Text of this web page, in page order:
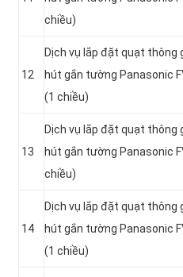
chiều)
12
Dịch vụ lắp đặt quạt thông
hút gắn tường Panasonic
(1 chiều)
13
Dịch vụ lắp đặt quạt thông
hút gắn tường Panasonic
chiều)
14
Dịch vụ lắp đặt quạt thông
hút gắn tường Panasonic
(1 chiều)